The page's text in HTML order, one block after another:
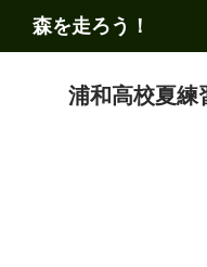
森を走ろう！
浦和高校夏練